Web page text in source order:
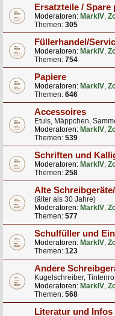
Ersatzteile / Spare
Moderatoren: MarkIV,
Themen: 305
Füllerhandel/
Moderatoren: MarkIV,
Themen: 754
Papiere
Moderatoren: MarkIV,
Themen: 646
Accessoires
Etuis, Mäppchen,
Moderatoren: MarkIV,
Themen: 539
Schriften und
Moderatoren: MarkIV,
Themen: 258
Alte
(älter als 30 Jahre)
Moderatoren: MarkIV,
Themen: 577
Schulfüller und
Moderatoren: MarkIV,
Themen: 123
Andere
Kugelschreiber,
Moderatoren: MarkIV,
Themen: 568
Literatur und